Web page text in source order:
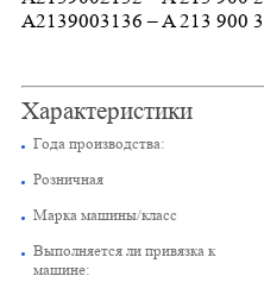
A2139003136 – A 213 900
Характеристики
Года производства:
Розничная
Марка машины/класс
Выполняется ли привязка к
машине: